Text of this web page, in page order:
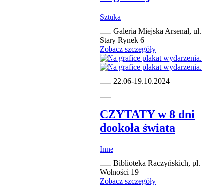
Sztuka
Galeria Miejska Arsenał, ul.
Stary Rynek 6
Zobacz szczegóły
22.06-19.10.2024
CZYTATY w 8 dni
dookoła świata
Inne
Biblioteka Raczyńskich, pl.
Wolności 19
Zobacz szczegóły